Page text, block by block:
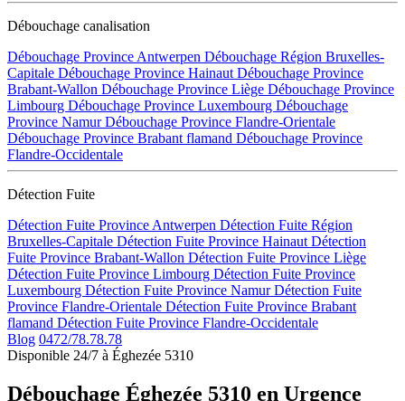
Débouchage canalisation
Débouchage Province Antwerpen Débouchage Région Bruxelles-
Capitale Débouchage Province Hainaut Débouchage Province
Brabant-Wallon Débouchage Province Liège Débouchage Province
Limbourg Débouchage Province Luxembourg Débouchage
Province NamurDébouchage Province Flandre-Orientale
Débouchage Province Brabant flamand Débouchage Province
Flandre-Occidentale
Détection Fuite
Détection Fuite Province Antwerpen Détection Fuite Région
Bruxelles-Capitale Détection Fuite Province Hainaut Détection
Fuite Province Brabant-Wallon Détection Fuite Province Liège
Détection Fuite Province Limbourg Détection Fuite Province
Luxembourg Détection Fuite Province NamurDétection Fuite
Province Flandre-Orientale Détection Fuite Province Brabant
flamand Détection Fuite Province Flandre-Occidentale
Blog 0472/78.78.78
Disponible 24/7 à Éghezée 5310
Débouchage Éghezée 5310 en Urgence